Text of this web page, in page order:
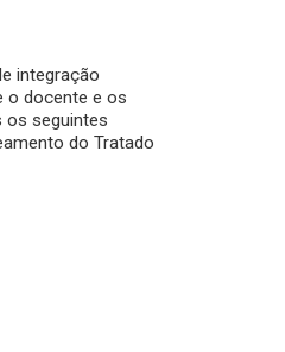
integração
o docente e os
os seguintes
do Tratado